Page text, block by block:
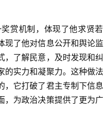
现了他对信息公开和舆论监
，了解民意，及时发现和纠
的实力和凝聚力。这种做法
，它打破了君主专制下信息
，为政治决策提供了更为广